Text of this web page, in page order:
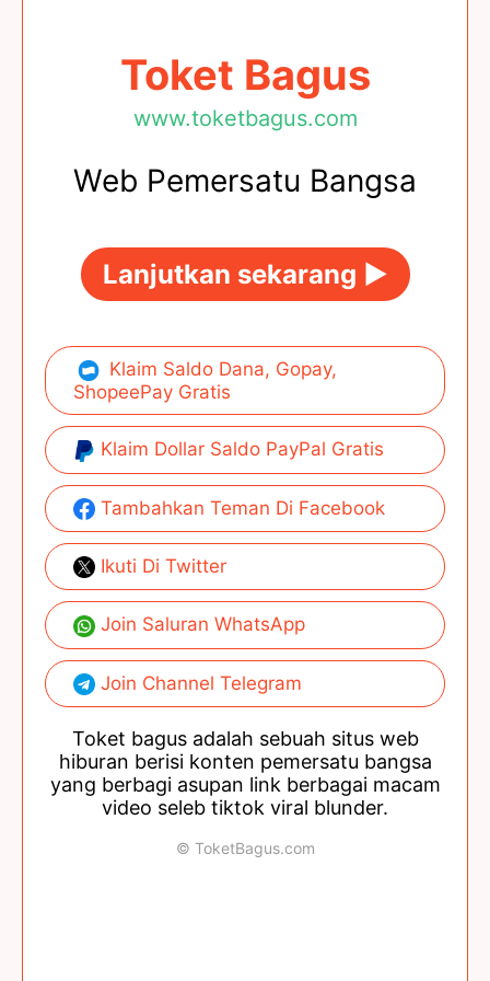
Toket Bagus
www.toketbagus.com
Web Pemersatu Bangsa
Lanjutkan sekarang ►
Klaim Saldo Dana, Gopay,
ShopeePay Gratis
Klaim Dollar Saldo PayPal Gratis
Tambahkan Teman Di Facebook
Ikuti Di Twitter
Join Saluran WhatsApp
Join Channel Telegram
Toket bagus adalah sebuah situs web
hiburan berisi konten pemersatu bangsa
yang berbagi asupan link berbagai macam
video seleb tiktok viral blunder.
© ToketBagus.com